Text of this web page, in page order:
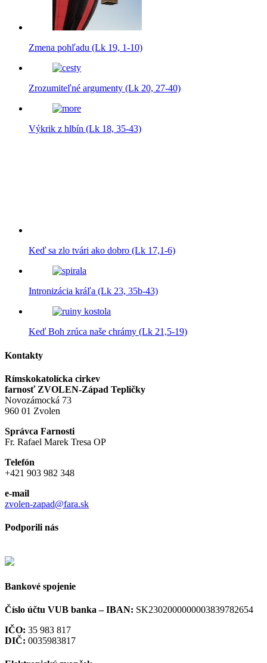
Zmena pohľadu (Lk 19, 1-10)
Zrozumiteľné argumenty (Lk 20, 27-40)
Výkrik z hlbín (Lk 18, 35-43)
Keď sa zlo tvári ako dobro (Lk 17,1-6)
Intronizácia kráľa (Lk 23, 35b-43)
Keď Boh zrúca naše chrámy (Lk 21,5-19)
Kontakty
Rímskokatolícka cirkev
farnosť ZVOLEN-Západ Tepličky
Novozámocká 73
960 01 Zvolen
Správca Farnosti
Fr. Rafael Marek Tresa OP
Telefón
+421 903 982 348
e-mail
zvolen-zapad@fara.sk
Podporili nás
Bankové spojenie
Číslo účtu VUB banka –IBAN: SK2302000000003839782654
IČO: 35 983 817
DIČ: 0035983817